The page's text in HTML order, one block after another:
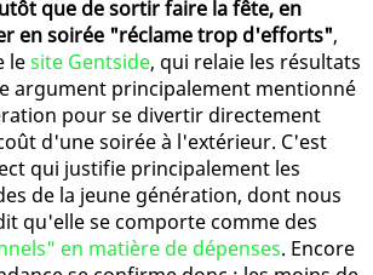
que de sortir faire la fête, en
en soirée "réclame trop d'efforts",
lesite Gentside, qui relaie les résultats
argument principalement mentionné
pour se divertir directement
d'une soirée à l'extérieur. C'est
qui justifie principalement les
de la jeune génération, dont nous
qu'elle se comporte comme des
en matière de dépenses. Encore